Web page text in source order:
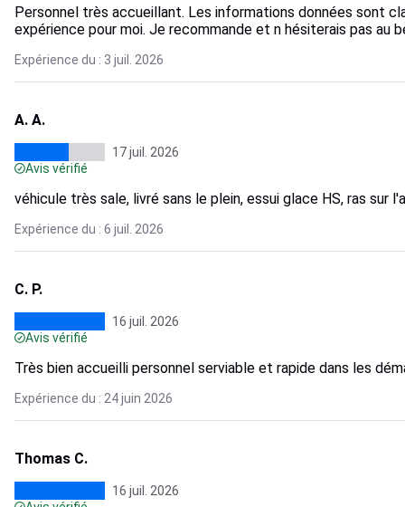
Personnel très accueillant. Les informations données sont
expérience pour moi. Je recommande et n hésiterais pas au
Expérience du : 3 juil. 2026
A. A.
17 juil. 2026
Avis vérifié
véhicule très sale, livré sans le plein, essui glace HS, ras sur
Expérience du : 6 juil. 2026
C. P.
16 juil. 2026
Avis vérifié
Très bien accueilli personnel serviable et rapide dans les
Expérience du : 24 juin 2026
Thomas C.
16 juil. 2026